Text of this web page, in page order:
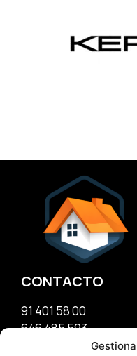
CONTACTO
91 401 58 00
646 485 593